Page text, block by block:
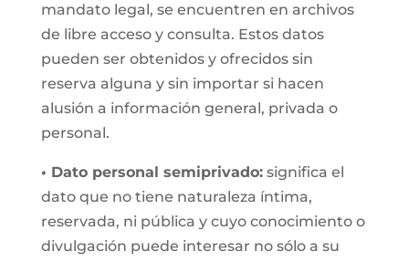
mandato legal, se encuentren en archivos
de libre acceso y consulta. Estos datos
pueden ser obtenidos y ofrecidos sin
reserva alguna y sin importar si hacen
alusión a información general, privada o
personal.
• Dato personal semiprivado:significa el
dato que no tiene naturaleza íntima,
reservada, ni pública y cuyo conocimiento o
divulgación puede interesar no sólo a su